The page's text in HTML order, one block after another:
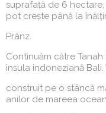
suprafață de 6
pot crește până la
Prânz.
Continuăm către
insula indoneziană
construit pe o stâncă
anilor de mareea